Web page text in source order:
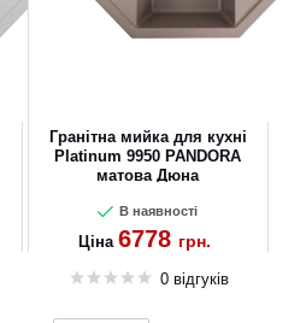
Гранітна мийка для кухні
Platinum 9950 PANDORA
матова Дюна
В наявності
Ціна 6778 грн.
0 відгуків